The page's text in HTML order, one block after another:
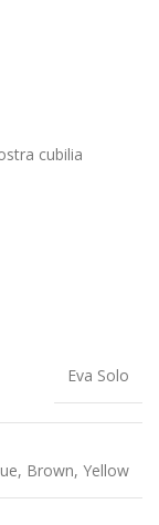
cubilia
Eva Solo
Brown, Yellow